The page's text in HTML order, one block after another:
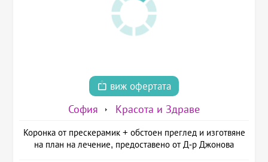
виж офертата
София Красота и Здраве
Коронка от прескерамик + обстоен преглед и изготвяне
на план на лечение, предоставено от Д-р Джонова